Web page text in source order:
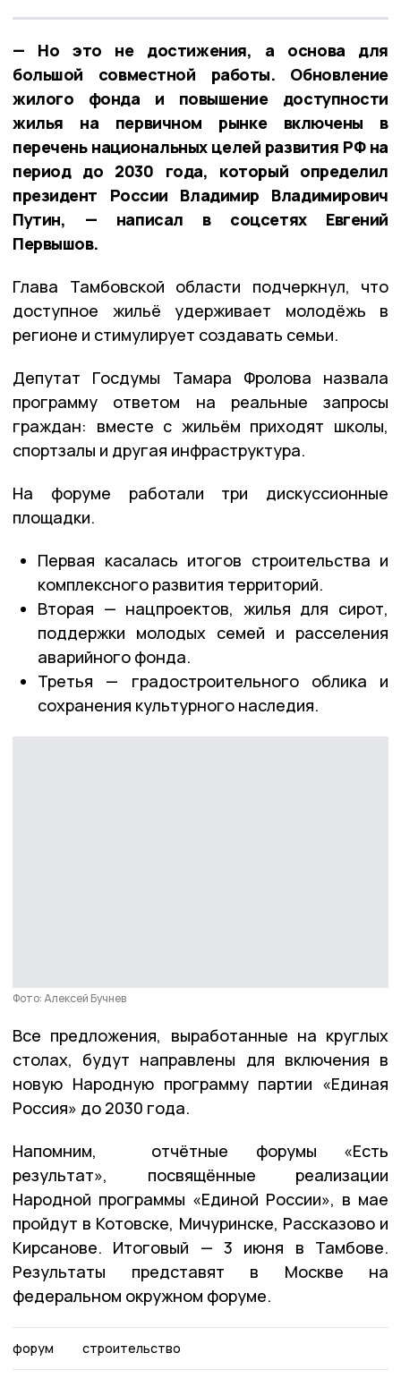
— Но это не достижения, а основа для
большой совместной работы. Обновление
жилого фонда и повышение доступности
жилья на первичном рынке включены в
перечень национальных целей развития РФ на
период до 2030 года, который определил
президент России Владимир Владимирович
Путин, — написал в соцсетях Евгений
Первышов.
Глава Тамбовской области подчеркнул, что
доступное жильё удерживает молодёжь в
регионе и стимулирует создавать семьи.
Депутат Госдумы Тамара Фролова назвала
программу ответом на реальные запросы
граждан: вместе с жильём приходят школы,
спортзалы и другая инфраструктура.
На форуме работали три дискуссионные
площадки.
Первая касалась итогов строительства и
комплексного развития территорий.
Вторая — нацпроектов, жилья для сирот,
поддержки молодых семей и расселения
аварийного фонда.
Третья — градостроительного облика и
сохранения культурного наследия.
Фото: Алексей Бучнев
Все предложения, выработанные на круглых
столах, будут направлены для включения в
новую Народную программу партии «Единая
Россия» до 2030 года.
Напомним, отчётные форумы «Есть
результат», посвящённые реализации
Народной программы «Единой России», в мае
пройдут в Котовске, Мичуринске, Рассказово и
Кирсанове. Итоговый — 3 июня в Тамбове.
Результаты представят в Москве на
федеральном окружном форуме.
форум строительство